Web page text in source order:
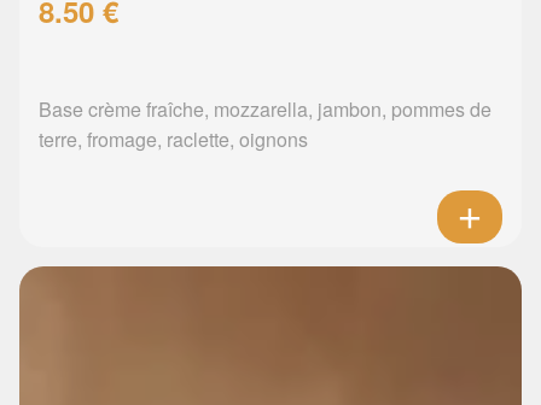
8.50 €
Base crème fraîche, mozzarella, jambon, pommes de
terre, fromage, raclette, oignons